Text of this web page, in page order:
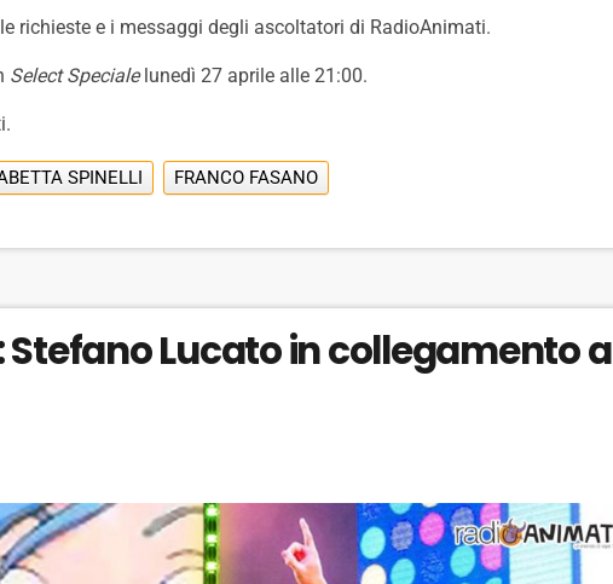
richieste e i messaggi degli ascoltatori di RadioAnimati.
Select Specialelunedì 27 aprile alle 21:00.
SPINELLI FRANCO FASANO
Lucato in collegamento a